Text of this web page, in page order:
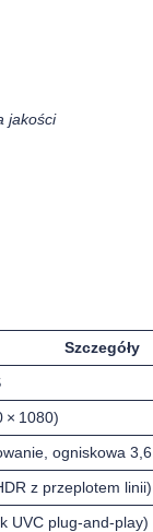
Szczegóły
× 1080)
ogniskowa
z przeplotem linii)
UVC plug-and-play)
jakości